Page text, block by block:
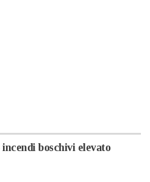
boschivi elevato